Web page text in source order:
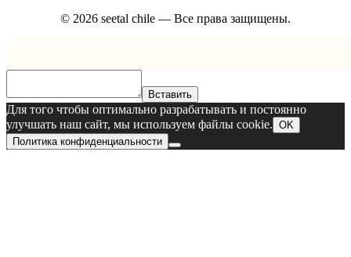
© 2026 seetal chile — Все права защищены.
Вставить
Для того чтобы оптимально разрабатывать и постоянно
улучшать наш сайт, мы используем файлы cookie. OK
Политика конфиденциальности